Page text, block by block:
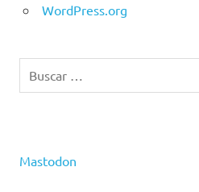
WordPress.org
Mastodon